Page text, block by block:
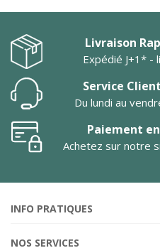
Livraison
Expédié J+1* -
Service
Du lundi au
Paiement
Achetez sur notre
INFO PRATIQUES
NOS SERVICES